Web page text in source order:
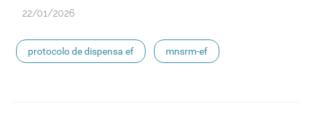
22/01/2026
protocolo de dispensa ef mnsrm-ef